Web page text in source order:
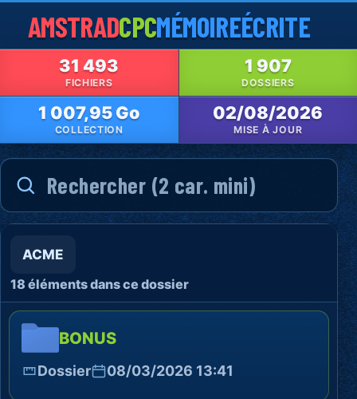
AMSTRADCPCMÉMOIREÉCRITE
31 493
FICHIERS
1 907
DOSSIERS
1 007,95 Go
COLLECTION
02/08/2026
MISE À JOUR
ACME
18 éléments dans ce dossier
BONUS
Dossier 08/03/2026 13:41